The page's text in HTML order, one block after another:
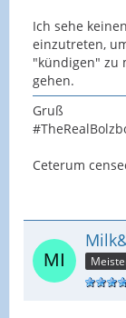
Ich sehe
einzutreten,
"kündigen" zu
gehen.
Gruß
Ceterum